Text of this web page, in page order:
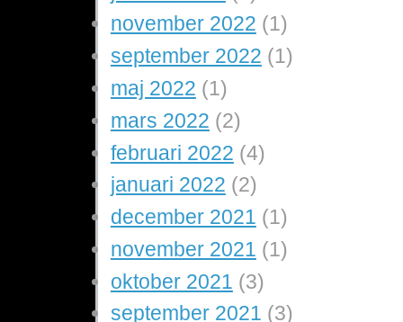
november 2022 (1)
september 2022 (1)
maj 2022 (1)
mars 2022 (2)
februari 2022 (4)
januari 2022 (2)
december 2021 (1)
november 2021 (1)
oktober 2021 (3)
september 2021 (3)